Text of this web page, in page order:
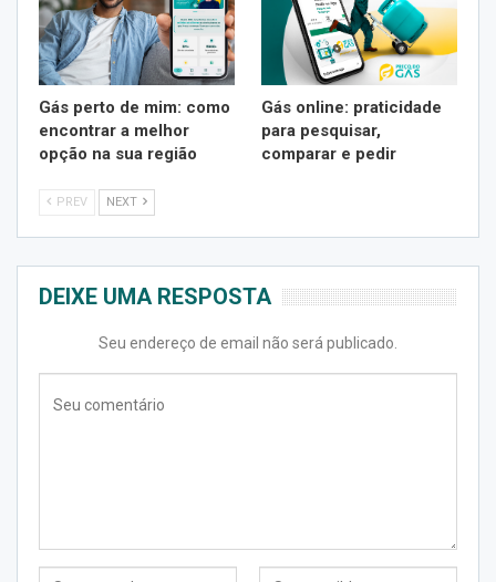
Gás perto de mim: como
encontrar a melhor
opção na sua região
Gás online: praticidade
para pesquisar,
comparar e pedir
PREV NEXT
DEIXE UMA RESPOSTA
Seu endereço de email não será publicado.